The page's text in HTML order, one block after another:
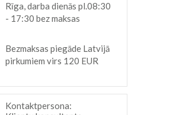
Rīga, darba dienās pl.08:30
- 17:30 bez maksas
Bezmaksas piegāde Latvijā
pirkumiem virs 120 EUR
Kontaktpersona: